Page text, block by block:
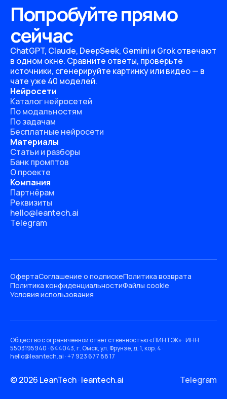
Попробуйте прямо
сейчас
ChatGPT, Claude, DeepSeek, Gemini и Grok отвечают
в одном окне. Сравните ответы, проверьте
источники, сгенерируйте картинку или видео — в
чате уже 40 моделей.
Нейросети
Каталог нейросетей
По модальностям
По задачам
Бесплатные нейросети
Материалы
Статьи и разборы
Банк промптов
О проекте
Компания
Партнёрам
Реквизиты
hello@leantech.ai
Telegram
ОфертаСоглашение о подпискеПолитика возврата
Политика конфиденциальностиФайлы cookie
Условия использования
Общество с ограниченной ответственностью «ЛИНТЭК» · ИНН
5503195940 · 644043, г. Омск, ул. Фрунзе, д. 1, кор. 4 ·
hello@leantech.ai · +7 923 677 88 17
© 2026 LeanTech · leantech.ai Telegram